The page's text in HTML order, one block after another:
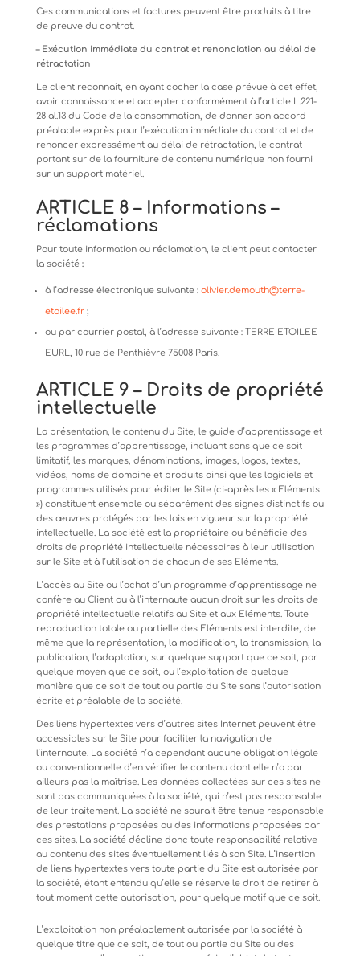
Ces communications et factures peuvent être produits à titre
de preuve du contrat.
– Exécution immédiate du contrat et renonciation au délai de
rétractation
Le client reconnaît, en ayant cocher la case prévue à cet effet,
avoir connaissance et accepter conformément à l’article L.221-
28 al.13 du Code de la consommation, de donner son accord
préalable exprès pour l’exécution immédiate du contrat et de
renoncer expressément au délai de rétractation, le contrat
portant sur de la fourniture de contenu numérique non fourni
sur un support matériel.
ARTICLE 8 – Informations –
réclamations
Pour toute information ou réclamation, le client peut contacter
la société :
à l’adresse électronique suivante : olivier.demouth@terre-
etoilee.fr ;
ou par courrier postal, à l’adresse suivante : TERRE ETOILEE
EURL, 10 rue de Penthièvre 75008 Paris.
ARTICLE 9 – Droits de propriété
intellectuelle
La présentation, le contenu du Site, le guide d’apprentissage et
les programmes d’apprentissage, incluant sans que ce soit
limitatif, les marques, dénominations, images, logos, textes,
vidéos, noms de domaine et produits ainsi que les logiciels et
programmes utilisés pour éditer le Site (ci-après les « Eléments
») constituent ensemble ou séparément des signes distinctifs ou
des œuvres protégés par les lois en vigueur sur la propriété
intellectuelle. La société est la propriétaire ou bénéficie des
droits de propriété intellectuelle nécessaires à leur utilisation
sur le Site et à l’utilisation de chacun de ses Eléments.
L’accès au Site ou l’achat d’un programme d’apprentissage ne
confère au Client ou à l’internaute aucun droit sur les droits de
propriété intellectuelle relatifs au Site et aux Eléments. Toute
reproduction totale ou partielle des Eléments est interdite, de
même que la représentation, la modification, la transmission, la
publication, l’adaptation, sur quelque support que ce soit, par
quelque moyen que ce soit, ou l’exploitation de quelque
manière que ce soit de tout ou partie du Site sans l’autorisation
écrite et préalable de la société.
Des liens hypertextes vers d’autres sites Internet peuvent être
accessibles sur le Site pour faciliter la navigation de
l’internaute. La société n’a cependant aucune obligation légale
ou conventionnelle d’en vérifier le contenu dont elle n’a par
ailleurs pas la maîtrise. Les données collectées sur ces sites ne
sont pas communiquées à la société, qui n’est pas responsable
de leur traitement. La société ne saurait être tenue responsable
des prestations proposées ou des informations proposées par
ces sites. La société décline donc toute responsabilité relative
au contenu des sites éventuellement liés à son Site. L’insertion
de liens hypertextes vers toute partie du Site est autorisée par
la société, étant entendu qu’elle se réserve le droit de retirer à
tout moment cette autorisation, pour quelque motif que ce soit.
L’exploitation non préalablement autorisée par la société à
quelque titre que ce soit, de tout ou partie du Site ou des